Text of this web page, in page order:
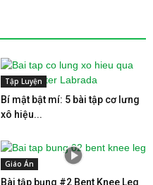
Tập Luyện
Bí mật bật mí: 5 bài tập cơ lưng
xô hiệu...
Giáo Án
Bài tập bụng #2 Bent Knee Leg